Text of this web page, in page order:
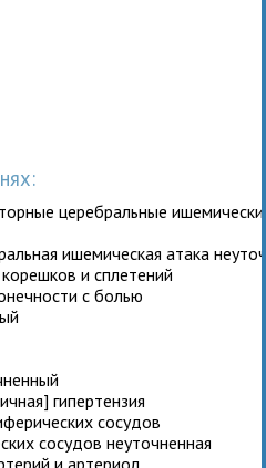
церебральные
ишемическая атака
и сплетений
с болью
гипертензия
сосудов
сосудов неуточненная
и артериол